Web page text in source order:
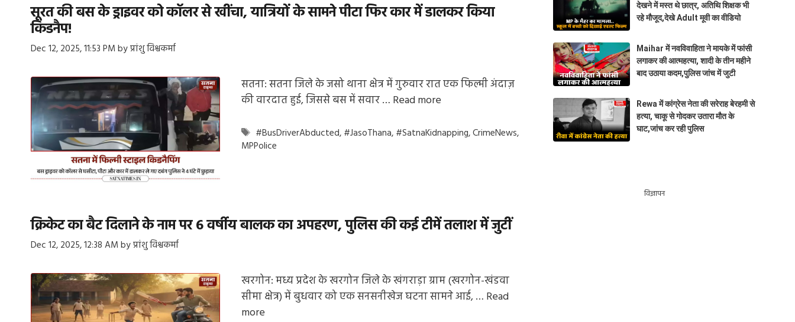
सूरत की बस के ड्राइवर को कॉलर से खींचा, यात्रियों के सामने पीटा फिर कार में डालकर किया
किडनैप!
Dec 12, 2025, 11:53 PM byप्रांशु विश्वकर्मा
सतना: सतना जिले के जसो थाना क्षेत्र में गुरुवार रात एक फिल्मी अंदाज़
की वारदात हुई, जिससे बस में सवार … Read more
Tags
#BusDriverAbducted, #JasoThana, #SatnaKidnapping,CrimeNews,
MPPolice
क्रिकेट का बैट दिलाने के नाम पर 6 वर्षीय बालक का अपहरण, पुलिस की कई टीमें तलाश में जुटीं
Dec 12, 2025, 12:38 AM byप्रांशु विश्वकर्मा
खरगोन: मध्य प्रदेश के खरगोन जिले के खंगराड़ा ग्राम (खरगोन-खंडवा
सीमा क्षेत्र) में बुधवार को एक सनसनीखेज घटना सामने आई, … Read
more
देखने में मस्त थे छात्र, अतिथि शिक्षक भी
रहे मौजूद,देखे Adult मूवी का वीडियो
Maihar में नवविवाहिता ने मायके में फांसी
लगाकर की आत्महत्या, शादी के तीन महीने
बाद उठाया कदम,पुलिस जांच में जुटी
Rewa में कांग्रेस नेता की सरेराह बेरहमी से
हत्या, चाकू से गोदकर उतारा मौत के
घाट,जांच कर रही पुलिस
विज्ञापन